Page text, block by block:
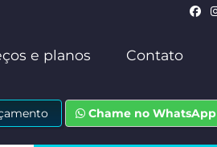
e planos Contato
Chame no WhatsApp